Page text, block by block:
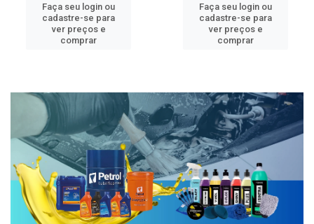
Faça seu login ou
cadastre-se para
ver preços e
comprar
Faça seu login ou
cadastre-se para
ver preços e
comprar